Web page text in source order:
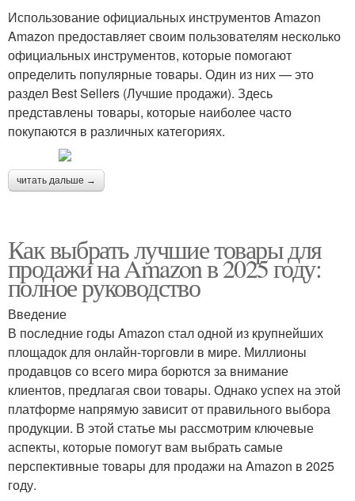
Использование официальных инструментов Amazon
Amazon предоставляет своим пользователям несколько
официальных инструментов, которые помогают
определить популярные товары. Один из них — это
раздел Best Sellers (Лучшие продажи). Здесь
представлены товары, которые наиболее часто
покупаются в различных категориях.
читать дальше →
Как выбрать лучшие товары для
продажи на Amazon в 2025 году:
полное руководство
Введение
В последние годы Amazon стал одной из крупнейших
площадок для онлайн-торговли в мире. Миллионы
продавцов со всего мира борются за внимание
клиентов, предлагая свои товары. Однако успех на этой
платформе напрямую зависит от правильного выбора
продукции. В этой статье мы рассмотрим ключевые
аспекты, которые помогут вам выбрать самые
перспективные товары для продажи на Amazon в 2025
году.